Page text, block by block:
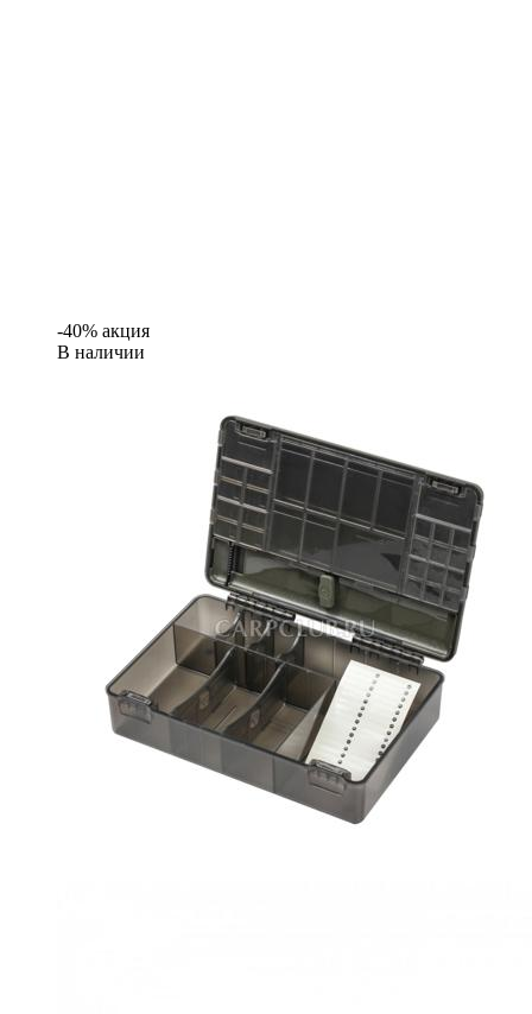
-40% акция
В наличии